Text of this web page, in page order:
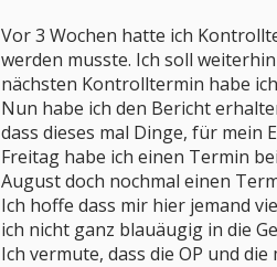
Vor 3 Wochen hatte ich
werden musste. Ich soll
nächsten Kontrolltermin habe
Nun habe ich den Bericht
dass dieses mal Dinge, für mein
Freitag habe ich einen Termin
August doch nochmal einen
Ich hoffe dass mir hier jemand
ich nicht ganz blauäugig in die
Ich vermute, dass die OP und